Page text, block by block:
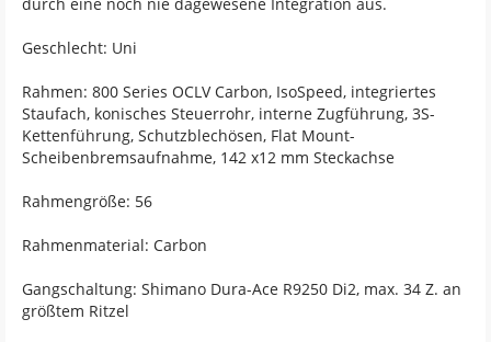
Geschlecht: Uni
Rahmen: 800 Series OCLV Carbon, IsoSpeed, integriertes
Staufach, konisches Steuerrohr, interne Zugführung, 3S-
Kettenführung, Schutzblechösen, Flat Mount-
Scheibenbremsaufnahme, 142 x12 mm Steckachse
Rahmengröße: 56
Rahmenmaterial: Carbon
Gangschaltung: Shimano Dura-Ace R9250 Di2, max. 34 Z. an
größtem Ritzel